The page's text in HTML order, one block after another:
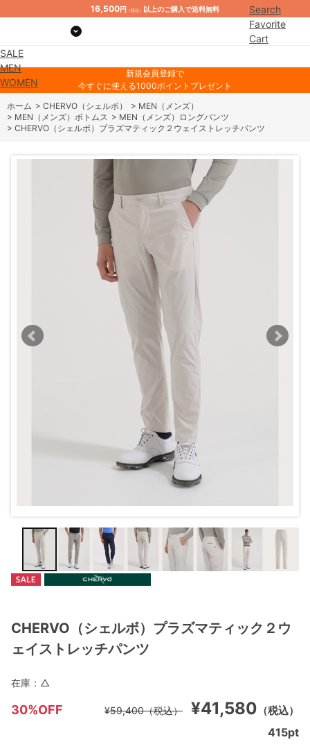
16,500円 （税込） 以上のご購入で送料無料
Search
Favorite
Cart
SALE
MEN
WOMEN
新規会員登録で
今すぐに使える1000ポイントプレゼント
ホーム > CHERVO（シェルボ） > MEN（メンズ）
> MEN（メンズ）ボトムス > MEN（メンズ）ロングパンツ
> CHERVO（シェルボ）プラズマティック２ウェイストレッチパンツ
CHERVO（シェルボ）プラズマティック２ウ
ェイストレッチパンツ
30%OFF ¥41,580 （税込）
¥59,400（税込）
在庫： △
415pt